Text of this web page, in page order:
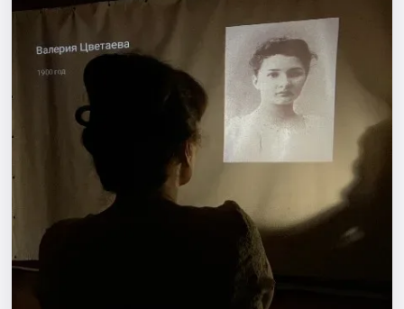
События
Площадки